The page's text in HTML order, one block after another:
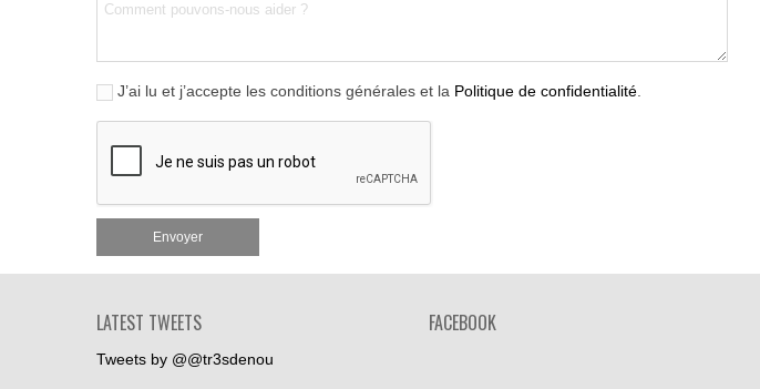
J’ai lu et j’accepte les conditions générales et la Politique de confidentialité.
LATEST TWEETS
Tweets by @@tr3sdenou
FACEBOOK